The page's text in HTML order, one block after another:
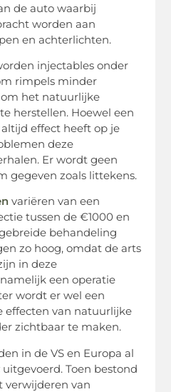
de auto waarbij
worden aan
en achterlichten.
injectables onder
rimpels minder
het natuurlijke
herstellen. Hoewel een
effect heeft op je
deze
Er wordt geen
gegeven zoals littekens.
variëren van een
tussen de €1000 en
behandeling
zo hoog, omdat de arts
in deze
een operatie
wordt er wel een
effecten van natuurlijke
zichtbaar te maken.
in de VS en Europa al
Toen bestond
verwijderen van